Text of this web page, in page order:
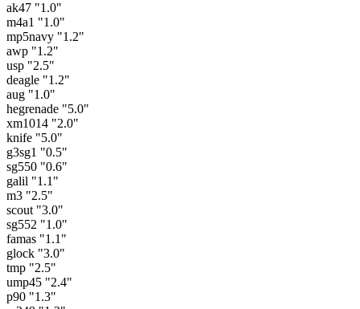
ak47 "1.0"
m4a1 "1.0"
mp5navy "1.2"
awp "1.2"
usp "2.5"
deagle "1.2"
aug "1.0"
hegrenade "5.0"
xm1014 "2.0"
knife "5.0"
g3sg1 "0.5"
sg550 "0.6"
galil "1.1"
m3 "2.5"
scout "3.0"
sg552 "1.0"
famas "1.1"
glock "3.0"
tmp "2.5"
ump45 "2.4"
p90 "1.3"